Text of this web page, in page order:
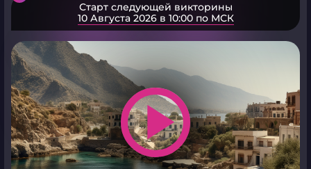
Старт следующей викторины
10 Августа 2026 в 10:00 по МСК
play_arrow